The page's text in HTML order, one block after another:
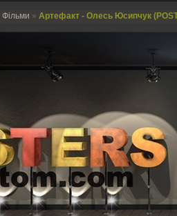
Фільми » Артефакт - Олесь Юсипчук